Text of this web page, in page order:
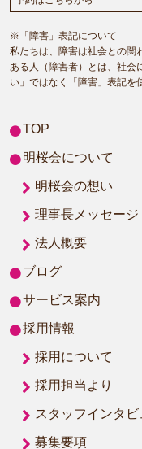
※「障害」表記について
私たちは、障害は社会との関
ある人（障害者）とは、社会
い」ではなく「障害」表記を
TOP
明桜会について
明桜会の想い
理事長メッセージ
法人概要
ブログ
サービス案内
採用情報
採用について
採用担当より
スタッフインタビ
募集要項